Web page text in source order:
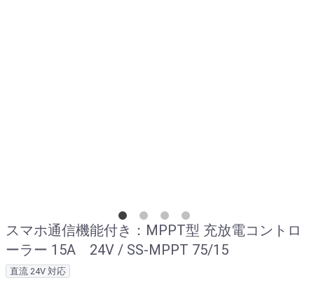
スマホ通信機能付き：MPPT型 充放電コントロ
ーラー 15A 24V / SS-MPPT 75/15
直流 24V 対応